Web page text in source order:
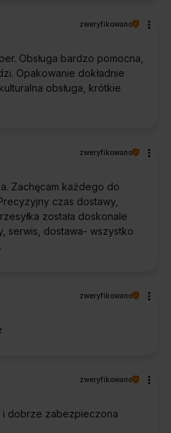
zweryfikowano
Obsługa bardzo pomocna,
Opakowanie dokładnie
obsługa, krótkie
zweryfikowano
Zachęcam każdego do
czas dostawy,
została doskonale
serwis, dostawa- wszystko
zweryfikowano
zweryfikowano
i dobrze zabezpieczona